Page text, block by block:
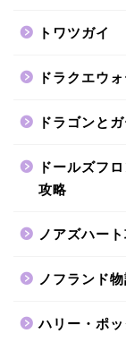
トワツガイ
ドラクエウ
ドラゴンと
ドールズフ
攻略
ノアズハー
ノフランド
ハリー・ポ